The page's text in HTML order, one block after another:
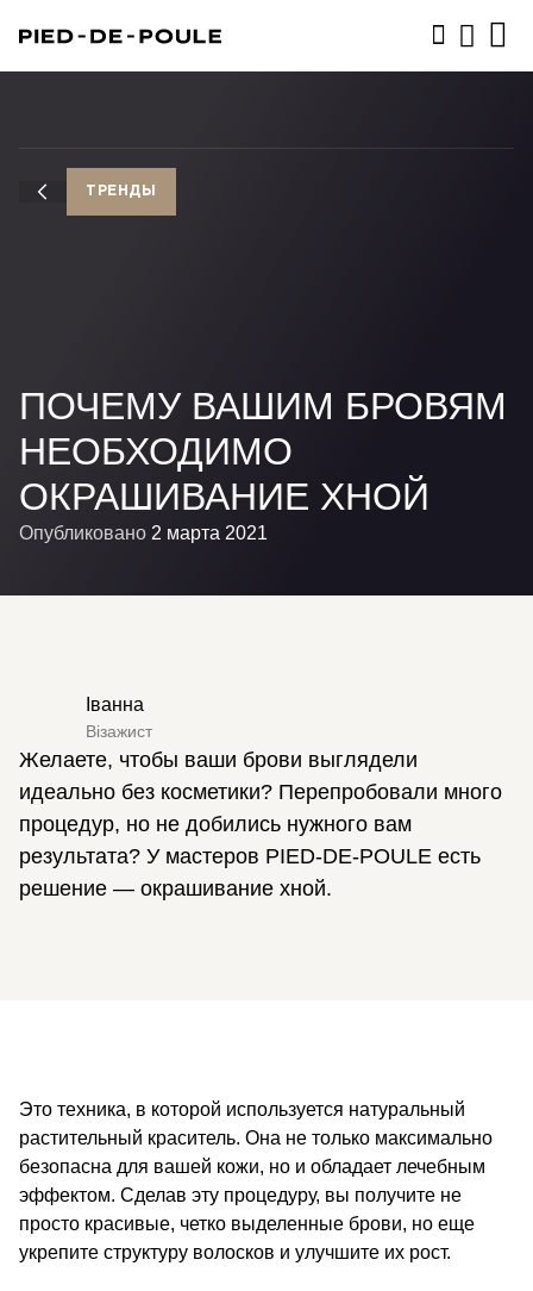
ТРЕНДЫ
ПОЧЕМУ ВАШИМ БРОВЯМ
НЕОБХОДИМО
ОКРАШИВАНИЕ ХНОЙ
Опубликовано 2 марта 2021
Іванна
Візажист
Желаете, чтобы ваши брови выглядели
идеально без косметики? Перепробовали много
процедур, но не добились нужного вам
результата? У мастеров PIED-DE-POULE есть
решение — окрашивание хной.
Это техника, в которой используется натуральный
растительный краситель. Она не только максимально
безопасна для вашей кожи, но и обладает лечебным
эффектом. Сделав эту процедуру, вы получите не
просто красивые, четко выделенные брови, но еще
укрепите структуру волосков и улучшите их рост.